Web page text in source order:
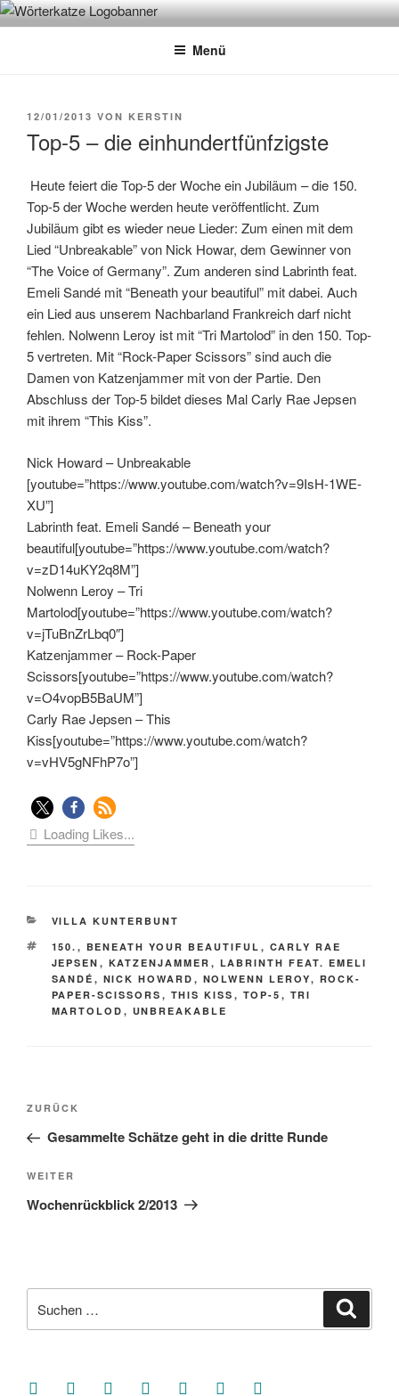
Zum
InhaltWÖRTERKATZE
Von Büchern erzählen
Menü
VERÖFFENTLICHT
12/01/2013 VON KERSTIN
Top-5 – die einhundertfünfzigste
Heute feiert die Top-5 der Woche ein Jubiläum – die 150.
Top-5 der Woche werden heute veröffentlicht. Zum
Jubiläum gibt es wieder neue Lieder: Zum einen mit dem
Lied “Unbreakable” von Nick Howar, dem Gewinner von
“The Voice of Germany”. Zum anderen sind Labrinth feat.
Emeli Sandé mit “Beneath your beautiful” mit dabei. Auch
ein Lied aus unserem Nachbarland Frankreich darf nicht
fehlen. Nolwenn Leroy ist mit “Tri Martolod” in den 150. Top-
5 vertreten. Mit “Rock-Paper Scissors” sind auch die
Damen von Katzenjammer mit von der Partie. Den
Abschluss der Top-5 bildet dieses Mal Carly Rae Jepsen
mit ihrem “This Kiss”.
Nick Howard – Unbreakable
[youtube=”https://www.youtube.com/watch?v=9IsH-1WE-
XU”]
Labrinth feat. Emeli Sandé – Beneath your
beautiful[youtube=”https://www.youtube.com/watch?
v=zD14uKY2q8M”]
Nolwenn Leroy – Tri
Martolod[youtube=”https://www.youtube.com/watch?
v=jTuBnZrLbq0″]
Katzenjammer – Rock-Paper
Scissors[youtube=”https://www.youtube.com/watch?
v=O4vopB5BaUM”]
Carly Rae Jepsen – This
Kiss[youtube=”https://www.youtube.com/watch?
v=vHV5gNFhP7o”]
Loading Likes...
KATEGORIEN
VILLA KUNTERBUNT
SCHLAGWÖRTER
150. , BENEATH YOUR BEAUTIFUL , CARLY RAE
JEPSEN , KATZENJAMMER , LABRINTH FEAT. EMELI
SANDÉ , NICK HOWARD , NOLWENN LEROY, ROCK-
PAPER-SCISSORS , THIS KISS , TOP-5 , TRI
MARTOLOD , UNBREAKABLE
Beitragsnavigation
Vorheriger
Beitrag
ZURÜCK
Gesammelte Schätze geht in die dritte Runde
Nächster
Beitrag
WEITER
Wochenrückblick 2/2013
nach:
facebooksoundcloud
twitter mastodoninstagramthreads goodreads